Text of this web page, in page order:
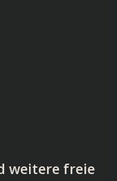
weitere freie